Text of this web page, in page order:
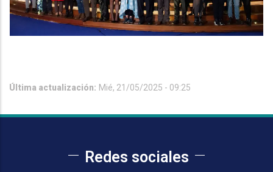
Última actualización: Mié, 21/05/2025 - 09:25
Redes sociales